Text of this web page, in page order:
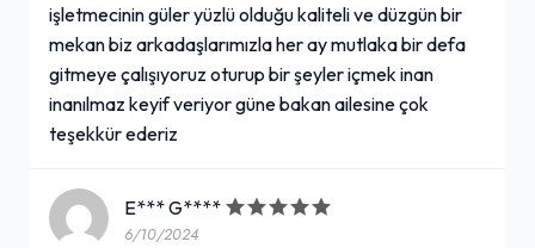
işletmecinin güler yüzlü olduğu kaliteli ve düzgün bir
mekan biz arkadaşlarımızla her ay mutlaka bir defa
gitmeye çalışıyoruz oturup bir şeyler içmek inan
inanılmaz keyif veriyor güne bakan ailesine çok
teşekkür ederiz
E*** G****
6/10/2024